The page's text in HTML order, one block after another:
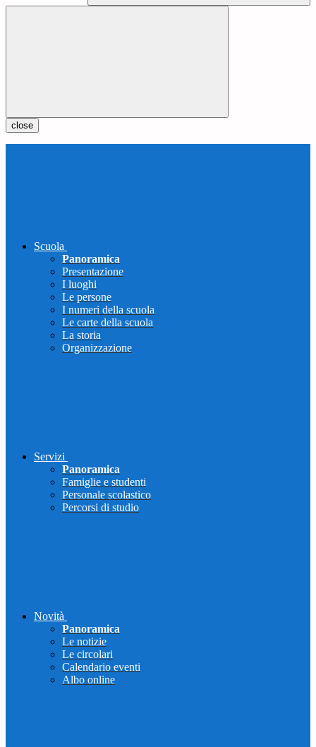
close
Scuola
Panoramica
Presentazione
I luoghi
Le persone
I numeri della scuola
Le carte della scuola
La storia
Organizzazione
Servizi
Panoramica
Famiglie e studenti
Personale scolastico
Percorsi di studio
Novità
Panoramica
Le notizie
Le circolari
Calendario eventi
Albo online